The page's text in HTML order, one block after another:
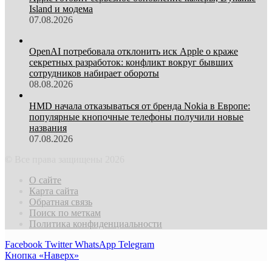
Island и модема
07.08.2026
OpenAI потребовала отклонить иск Apple о краже
секретных разработок: конфликт вокруг бывших
сотрудников набирает обороты
08.08.2026
HMD начала отказываться от бренда Nokia в Европе:
популярные кнопочные телефоны получили новые
названия
07.08.2026
О сайте
Карта сайта
Обратная связь
Поиск по меткам
Политика конфиденциальности
Facebook Twitter WhatsApp Telegram
Кнопка «Наверх»